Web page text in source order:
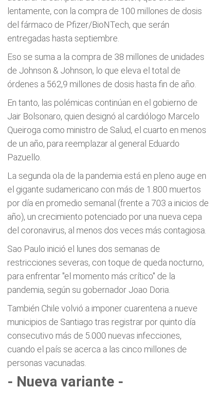
lentamente, con la compra de 100 millones de dosis
del fármaco de Pfizer/BioNTech, que serán
entregadas hasta septiembre.
Eso se suma a la compra de 38 millones de unidades
de Johnson & Johnson, lo que eleva el total de
órdenes a 562,9 millones de dosis hasta fin de año.
En tanto, las polémicas continúan en el gobierno de
Jair Bolsonaro, quien designó al cardiólogo Marcelo
Queiroga como ministro de Salud, el cuarto en menos
de un año, para reemplazar al general Eduardo
Pazuello.
La segunda ola de la pandemia está en pleno auge en
el gigante sudamericano con más de 1.800 muertos
por día en promedio semanal (frente a 703 a inicios de
año), un crecimiento potenciado por una nueva cepa
del coronavirus, al menos dos veces más contagiosa.
Sao Paulo inició el lunes dos semanas de
restricciones severas, con toque de queda nocturno,
para enfrentar "el momento más crítico" de la
pandemia, según su gobernador Joao Doria.
También Chile volvió a imponer cuarentena a nueve
municipios de Santiago tras registrar por quinto día
consecutivo más de 5.000 nuevas infecciones,
cuando el país se acerca a las cinco millones de
personas vacunadas.
- Nueva variante -